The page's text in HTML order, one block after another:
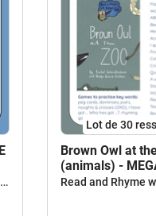
Read and Rhyme with Brown Owl
Lot de 30
Brown Owl at
(animals) -